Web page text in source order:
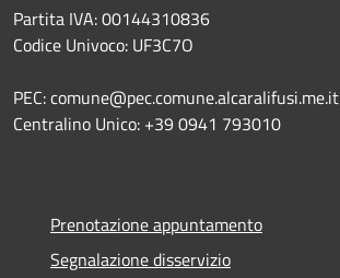
Partita IVA: 00144310836
Codice Univoco: UF3C7O
PEC: comune@pec.comune.alcaralifusi.me.it
Centralino Unico: +39 0941 793010
Prenotazione appuntamento
Segnalazione disservizio